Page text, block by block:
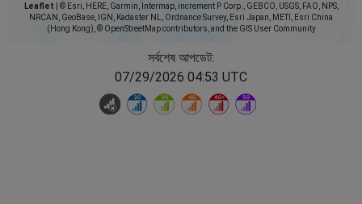
Leaflet
© Esri, HERE, Garmin, Intermap, increment P Corp., GEBCO, USGS, FAO, NPS,
NRCAN, GeoBase, IGN, Kadaster NL, Ordnance Survey, Esri Japan, METI, Esri China
(Hong Kong), © OpenStreetMap contributors, and the GIS User Community
সর্বশেষ আপডেট:
07/29/2026 04:53 UTC